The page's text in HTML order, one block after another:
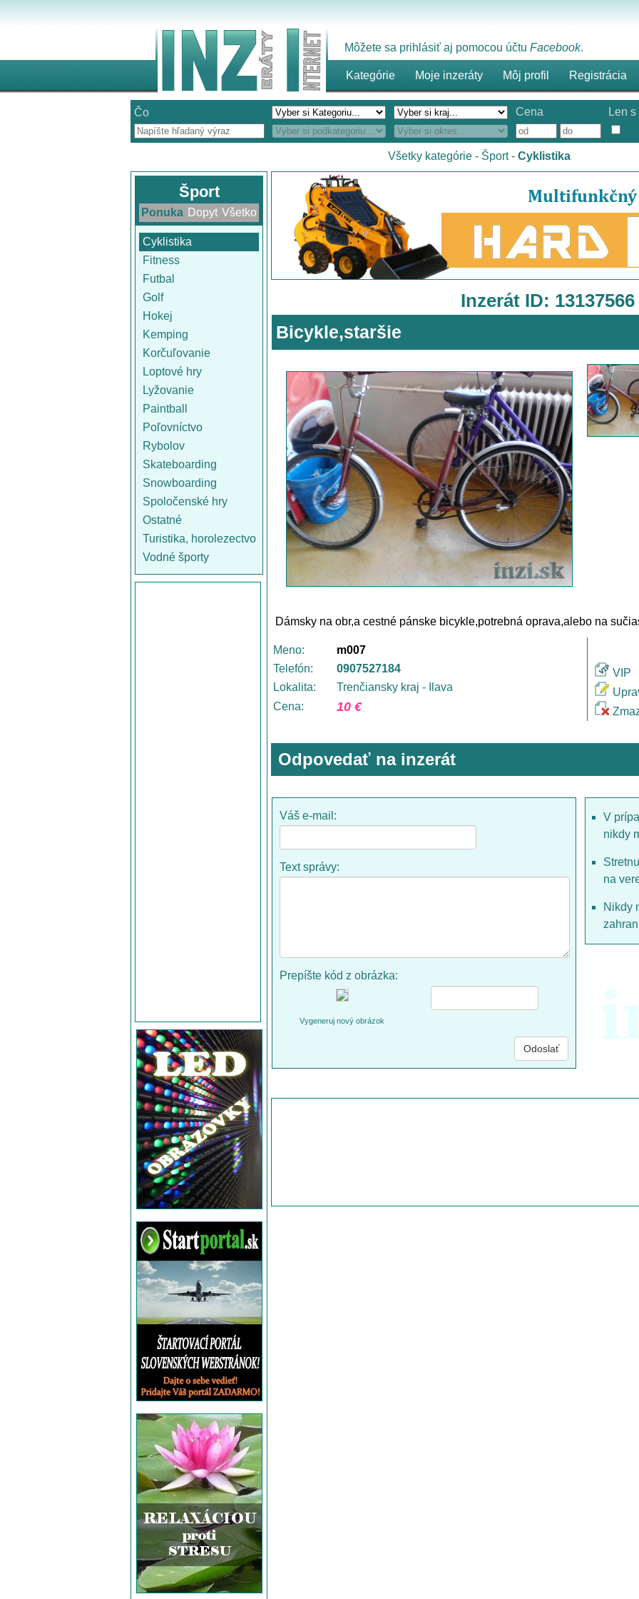
Môžete sa prihlásiť aj pomocou účtu Facebook.
Kategórie Moje inzeráty Môj profil Registrácia
Čo Cena
Len
Všetky kategórie - Šport- Cyklistika
Šport
Ponuka Dopyt Všetko
Cyklistika
Fitness
Futbal
Golf
Hokej
Kemping
Korčuľovanie
Loptové hry
Lyžovanie
Paintball
Poľovníctvo
Rybolov
Skateboarding
Snowboarding
Spoločenské hry
Ostatné
Turistika, horolezectvo
Vodné športy
Inzerát ID: 13137566
Bicykle,staršie
Dámsky na obr,a cestné pánske bicykle,potrebná oprava,alebo na
Meno:
m007
Telefón:
0907527184
Lokalita:
Trenčiansky kraj - Ilava
Cena:
10 €
VIP
Odpovedať na inzerát
Váš e-mail:
Text správy:
Prepíšte kód z obrázka:
Vygeneruj nový obrázok
V
nikdy
na
Nikdy